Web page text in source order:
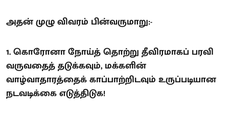
அதன் முழு விவரம் பின்வருமாறு:-
1. கொரோனா நோய்த் தொற்று தீவிரமாகப் பரவி
வருவதைத் தடுக்கவும், மக்களின்
வாழ்வாதாரத்தைக் காப்பாற்றிடவும் உருப்படியான
நடவடிக்கை எடுத்திடுக!